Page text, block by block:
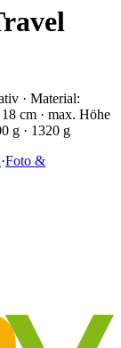
· Material:
cm · max. Höhe
g · 1320 g
·Foto &